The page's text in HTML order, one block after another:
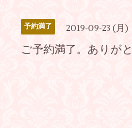
予約満了 2019-09-23 (月)
ご予約満了。ありが